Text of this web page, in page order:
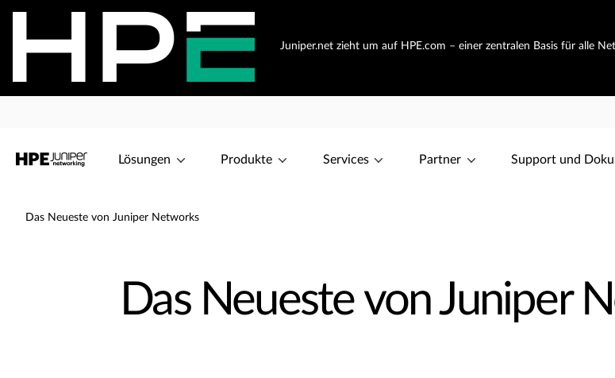
Juniper.net zieht um auf HPE.com – einer zentralen Basis für alle
Lösungen Produkte Services Partner Support und
Das Neueste von Juniper Networks
Das Neueste von Juniper